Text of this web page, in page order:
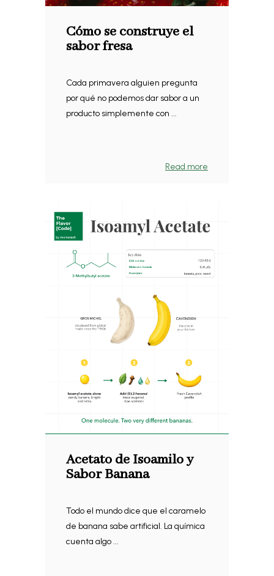
Cómo se construye el
sabor fresa
Cada primavera alguien pregunta
por qué no podemos dar sabor a un
producto simplemente con ...
Read more
Acetato de Isoamilo y
Sabor Banana
Todo el mundo dice que el caramelo
de banana sabe artificial. La química
cuenta algo ...